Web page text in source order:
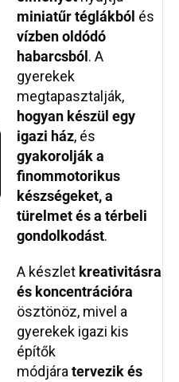
miniatűr téglákból és
vízben oldódó
habarcsból . A
gyerekek
megtapasztalják,
hogyan készül egy
igazi ház, és
gyakorolják a
finommotorikus
készségeket, a
türelmet és a térbeli
gondolkodást.
A készlet kreativitásra
és koncentrációra
ösztönöz, mivel a
gyerekek igazi kis
építők
módjáratervezik és